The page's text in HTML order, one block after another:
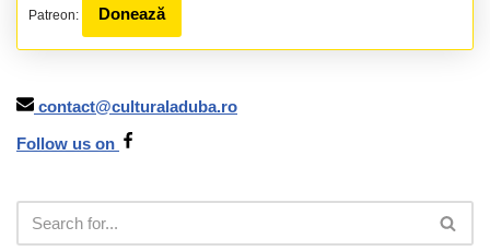
Patreon: Donează
contact@culturaladuba.ro
Follow us on